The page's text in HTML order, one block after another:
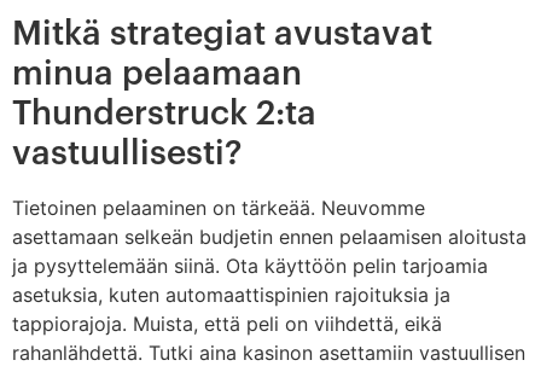
Mitkä strategiat avustavat
minua pelaamaan
Thunderstruck 2:ta
vastuullisesti?
Tietoinen pelaaminen on tärkeää. Neuvomme
asettamaan selkeän budjetin ennen pelaamisen aloitusta
ja pysyttelemään siinä. Ota käyttöön pelin tarjoamia
asetuksia, kuten automaattispinien rajoituksia ja
tappiorajoja. Muista, että peli on viihdettä, eikä
rahanlähdettä. Tutki aina kasinon asettamiin vastuullisen